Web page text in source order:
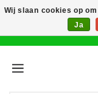
Wij slaan cookies op
Ja